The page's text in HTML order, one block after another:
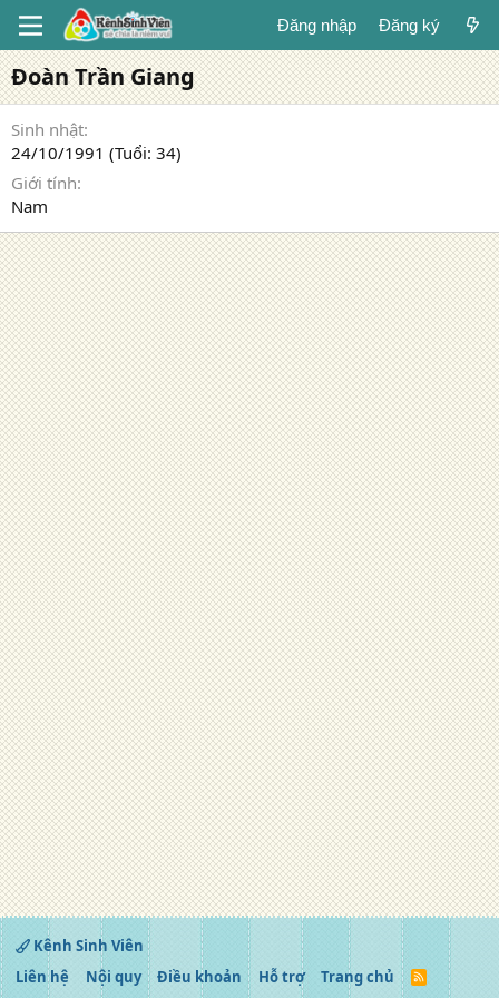
Đăng nhập Đăng ký
Đoàn Trần Giang
Sinh nhật
24/10/1991 (Tuổi: 34)
Giới tính
Nam
Kênh Sinh Viên
Liên hệ
Nội quy Điều khoản Hỗ trợ Trang chủ
R